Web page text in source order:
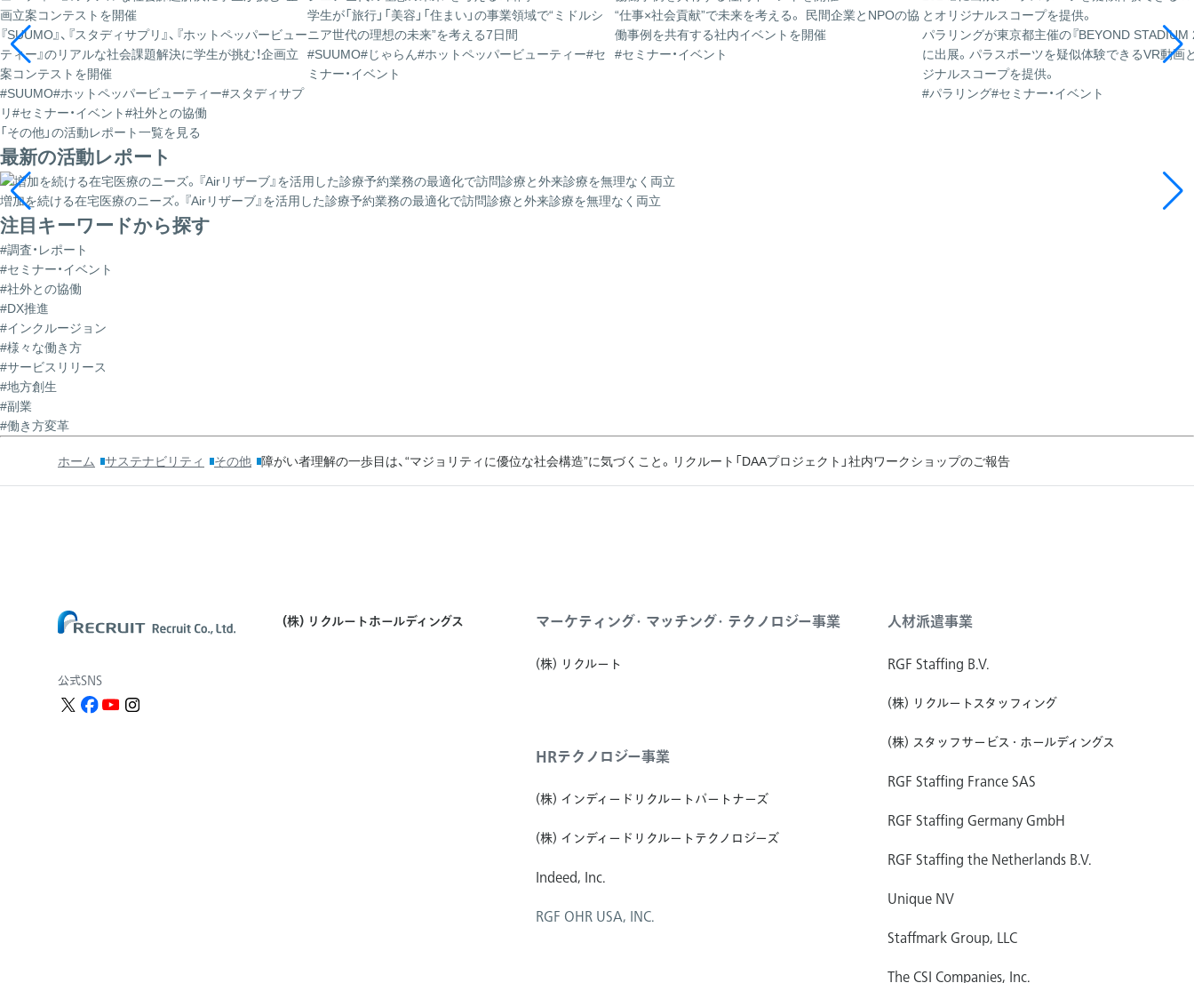
『SUUMO』、『スタディサプリ』、『ホットペッパービュー
ティー』のリアルな社会課題解決に学生が挑む！企画立
案コンテストを開催
#SUUMO#ホットペッパービューティー#スタディサプ
リ#セミナー・イベント#社外との協働
学生が「旅行」「美容」「住まい」の事業領域で“ミドルシ
ニア世代の理想の未来”を考える7日間
#SUUMO#じゃらん#ホットペッパービューティー#セ
ミナー・イベント
“仕事×社会貢献”で未来を考える。 民間企業とNPOの協
働事例を共有する社内イベントを開催
#セミナー・イベント
パラリングが東京都主催の『BEYOND STADIUM
に出展。パラスポーツを疑似体験できるVR動画
ジナルスコープを提供。
#パラリング#セミナー・イベント
「その他」の活動レポート一覧を見る
最新の活動レポート
増加を続ける在宅医療のニーズ。『Airリザーブ』を活用した診療予約業務の最適化で訪問診療と外来診療を無理なく両立
注目キーワードから探す
#調査・レポート
#セミナー・イベント
#社外との協働
#DX推進
#インクルージョン
#様々な働き方
#サービスリリース
#地方創生
#副業
#働き方変革
ホーム サステナビリティ その他 障がい者理解の一歩目は、“マジョリティに優位な社会構造”に気づくこと。リクルート「DAAプロジェクト」社内ワークショップのご報告
公式SNS
(株) リクルートホールディングス マーケティング・マッチング・テクノロジー事業
(株) リクルート
HRテクノロジー事業
(株) インディードリクルートパートナーズ
(株) インディードリクルートテクノロジーズ
Indeed, Inc.
RGF OHR USA, INC.
人材派遣事業
RGF Staffing B.V.
(株) リクルートスタッフィング
(株) スタッフサービス・ホールディングス
RGF Staffing France SAS
RGF Staffing Germany GmbH
RGF Staffing the Netherlands B.V.
Unique NV
Staffmark Group, LLC
The CSI Companies, Inc.